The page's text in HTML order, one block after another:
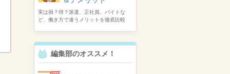
実は損？得？派遣、正社員、バイトな
ど、働き方で違うメリットを徹底比較
編集部のオススメ！